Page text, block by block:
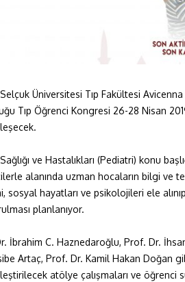
Üniversitesi Tıp Fakültesi
Tıp Öğrenci Kongresi 26-28 Nisan
ve Hastalıkları (Pediatri) konu
alanında uzman hocaların bilgi ve
sosyal hayatları ve psikolojileri ele
planlanıyor.
İbrahim C. Haznedaroğlu, Prof. Dr.
Artaç, Prof. Dr. Kamil Hakan Doğan
atölye çalışmaları ve öğrenci